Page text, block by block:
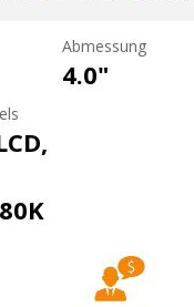
Abmessung
4.0"